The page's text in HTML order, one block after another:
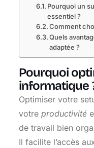
Pourquoi un
essentiel ?
Comment
Quels
adaptée ?
Pourquoi
informatique
Optimiser votre
votre productivité
de travail bien
Il facilite l’accès